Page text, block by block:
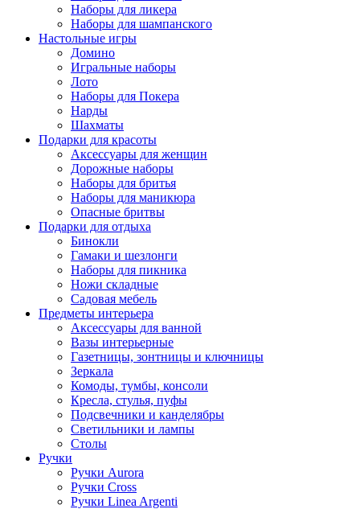
Наборы для ликера
Наборы для шампанского
Настольные игры
Домино
Игральные наборы
Лото
Наборы для Покера
Нарды
Шахматы
Подарки для красоты
Аксессуары для женщин
Дорожные наборы
Наборы для бритья
Наборы для маникюра
Опасные бритвы
Подарки для отдыха
Бинокли
Гамаки и шезлонги
Наборы для пикника
Ножи складные
Садовая мебель
Предметы интерьера
Аксессуары для ванной
Вазы интерьерные
Газетницы, зонтницы и ключницы
Зеркала
Комоды, тумбы, консоли
Кресла, стулья, пуфы
Подсвечники и канделябры
Светильники и лампы
Столы
Ручки
Ручки Aurora
Ручки Cross
Ручки Linea Argenti